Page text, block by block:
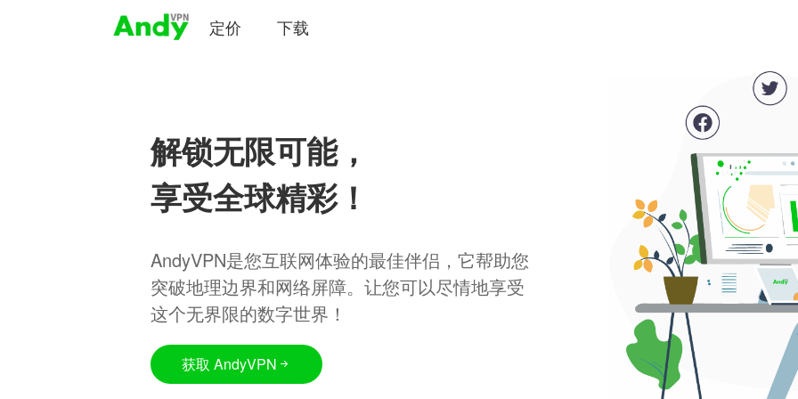
定价 下载
解锁无限可能，
享受全球精彩！
AndyVPN是您互联网体验的最佳伴侣，它帮助您
突破地理边界和网络屏障。让您可以尽情地享受
这个无界限的数字世界！
获取 AndyVPN